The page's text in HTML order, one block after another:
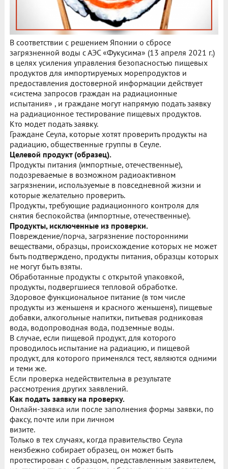
В соответствии с решением Японии о сбросе
загрязненной воды с АЭС «Фукусима» (13 апреля 2021 г.)
в целях усиления управления безопасностью пищевых
продуктов для импортируемых морепродуктов и
предоставления достоверной информации действует
«система запросов граждан на радиационные
испытания» , и граждане могут напрямую подать заявку
на радиационное тестирование пищевых продуктов.
Кто модет подать заявку.
Граждане Сеула, которые хотят проверить продукты на
радиацию, общественные группы в Сеуле.
Целевой продукт (образец).
Продукты питания (импортные, отечественные),
подозреваемые в возможном радиоактивном
загрязнении, используемые в повседневной жизни и
которые желательно проверить.
Продукты, требующие радиационного контроля для
снятия беспокойства (импортные, отечественные).
Продукты, исключенные из проверки.
Повреждение/порча, загрязнение посторонними
веществами, образцы, происхождение которых не может
быть подтверждено, продукты питания, образцы которых
не могут быть взяты.
Обработанные продукты с открытой упаковкой,
продукты, подвергшиеся тепловой обработке.
Здоровое функциональное питание (в том числе
продукты из женьшеня и красного женьшеня), пищевые
добавки, алкогольные напитки, питьевая родниковая
вода, водопроводная вода, подземные воды.
В случае, если пищевой продукт, для которого
проводилось испытание на радиацию, и пищевой
продукт, для которого применялся тест, являются одними
и теми же.
Если проверка недействительна в результате
рассмотрения других заявлений.
Как подать заявку на проверку.
Онлайн-заявка или после заполнения формы заявки, по
факсу, почте или при личном
визите.
Только в тех случаях, когда правительство Сеула
неизбежно собирает образец, он может быть
протестирован с образцом, представленным заявителем,